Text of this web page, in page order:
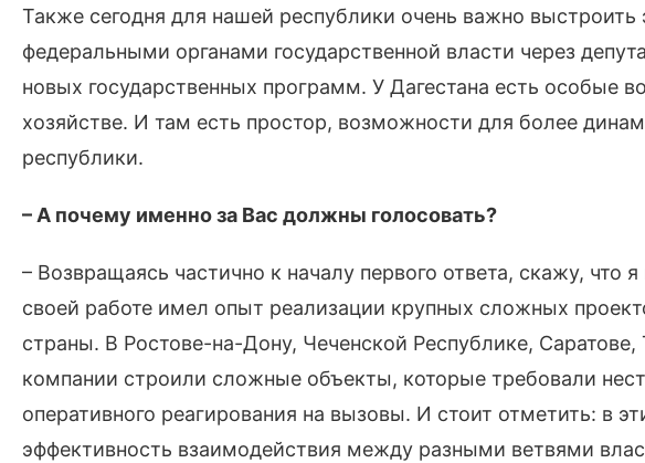
Также сегодня для нашей республики очень важно
федеральными органами государственной власти через
новых государственных программ. У Дагестана есть особые
хозяйстве. И там есть простор, возможности для более
республики.
– А почему именно за Вас должны голосовать?
– Возвращаясь частично к началу первого ответа, скажу, что
своей работе имел опыт реализации крупных сложных
страны. В Ростове-на-Дону, Чеченской Республике,
компании строили сложные объекты, которые требовали
оперативного реагирования на вызовы. И стоит отметить: в
эффективность взаимодействия между разными ветвями